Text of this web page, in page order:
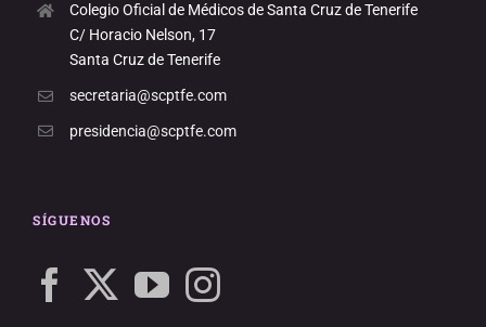
Colegio Oficial de Médicos de Santa Cruz de Tenerife
C/ Horacio Nelson, 17
Santa Cruz de Tenerife
secretaria@scptfe.com
presidencia@scptfe.com
SÍGUENOS